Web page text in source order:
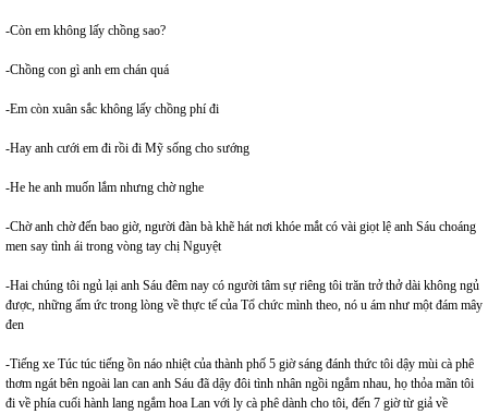
-Còn em không lấy chồng sao?
-Chồng con gì anh em chán quá
-Em còn xuân sắc không lấy chồng phí đi
-Hay anh cưới em đi rồi đi Mỹ sống cho sướng
-He he anh muốn lắm nhưng chờ nghe
-Chờ anh chờ đến bao giờ, người đàn bà khẽ hát nơi khóe mắt có vài giọt lệ anh Sáu choáng
men say tình ái trong vòng tay chị Nguyệt
-Hai chúng tôi ngủ lại anh Sáu đêm nay có người tâm sự riêng tôi trăn trở thở dài không ngủ
được, những ấm ức trong lòng về thực tế của Tổ chức mình theo, nó u ám như một đám mây
đen
-Tiếng xe Túc túc tiếng ồn náo nhiệt của thành phố 5 giờ sáng đánh thức tôi dậy mùi cà phê
thơm ngát bên ngoài lan can anh Sáu đã dậy đôi tình nhân ngồi ngắm nhau, họ thỏa mãn tôi
đi về phía cuối hành lang ngắm hoa Lan với ly cà phê dành cho tôi, đến 7 giờ từ giả về